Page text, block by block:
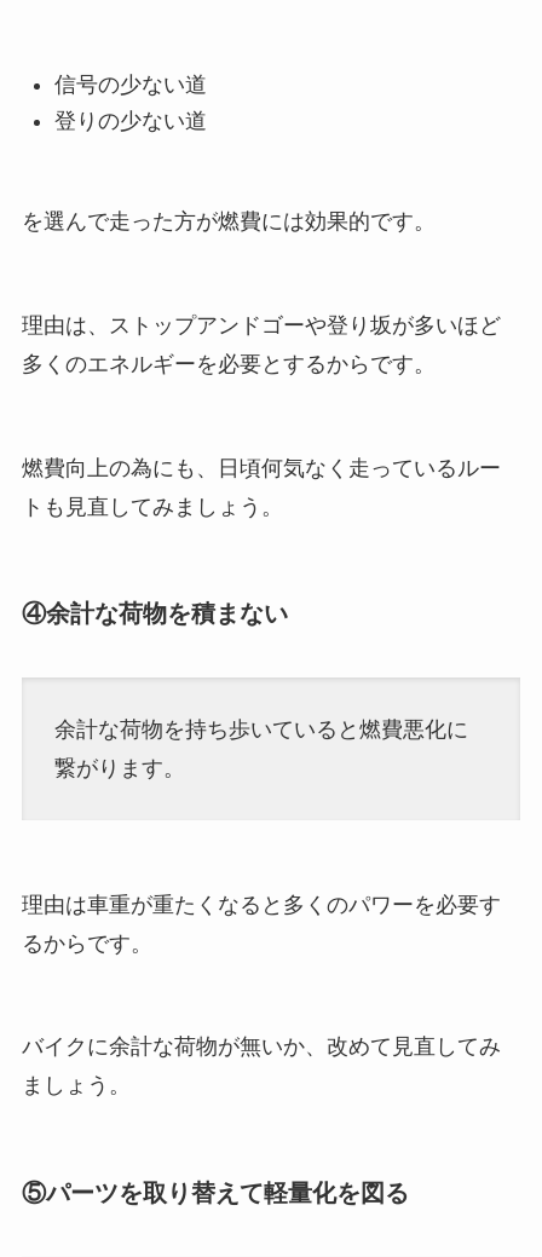
信号の少ない道
登りの少ない道
を選んで走った方が燃費には効果的です。
理由は、ストップアンドゴーや登り坂が多いほど
多くのエネルギーを必要とするからです。
燃費向上の為にも、日頃何気なく走っているルー
トも見直してみましょう。
④余計な荷物を積まない
余計な荷物を持ち歩いていると燃費悪化に
繋がります。
理由は車重が重たくなると多くのパワーを必要す
るからです。
バイクに余計な荷物が無いか、改めて見直してみ
ましょう。
⑤パーツを取り替えて軽量化を図る